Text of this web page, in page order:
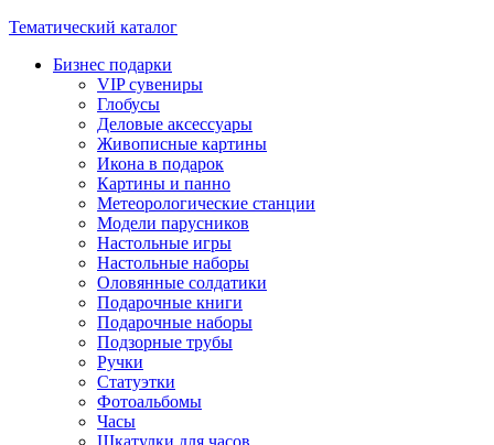
Тематический каталог
Бизнес подарки
VIP сувениры
Глобусы
Деловые аксессуары
Живописные картины
Икона в подарок
Картины и панно
Метеорологические станции
Модели парусников
Настольные игры
Настольные наборы
Оловянные солдатики
Подарочные книги
Подарочные наборы
Подзорные трубы
Ручки
Статуэтки
Фотоальбомы
Часы
Шкатулки для часов